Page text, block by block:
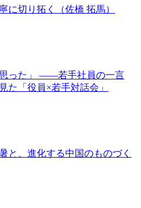
に切り拓く（佐橋 拓馬）
思った」 ――若手社員の一言
た「役員×若手対話会」
と、進化する中国のものづく